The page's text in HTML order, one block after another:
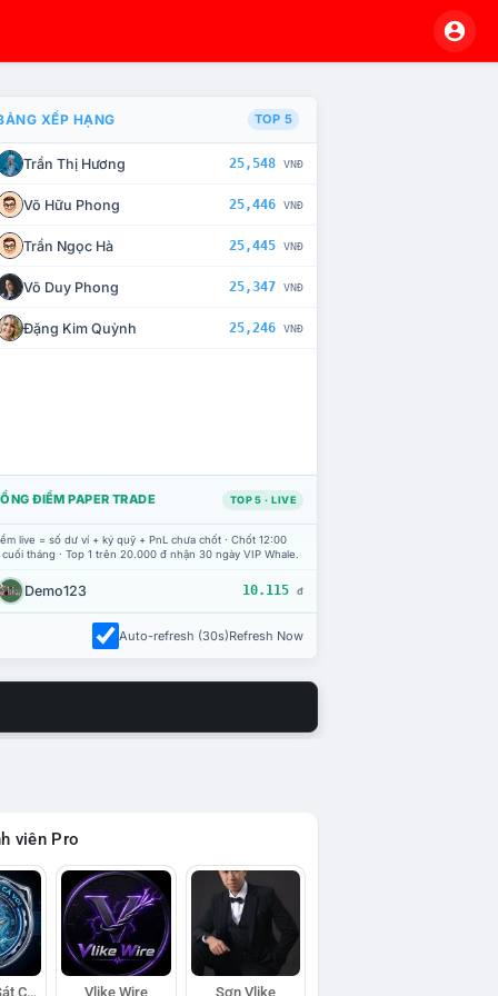
CHẾ TÀI XỬ LÝ VI PHẠM
XẾP HẠNG TOP 5
Trần Thị Hương 25,548 VNĐ
Võ Hữu Phong 25,446 VNĐ
Trần Ngọc Hà 25,445 VNĐ
Võ Duy Phong 25,347 VNĐ
Đặng Kim Quỳnh 25,246 VNĐ
ĐIỂM PAPER TRADE TOP 5 · LIVE
live = số dư ví + ký quỹ + PnL chưa chốt · Chốt 12:00
tháng · Top 1 trên 20.000 đ nhận 30 ngày VIP Whale.
Demo123 10.115 đ
Auto-refresh (30s)Refresh Now
viên Pro
Đội Trinh Sát Cá Voi Vlike Wire Sơn Vlike